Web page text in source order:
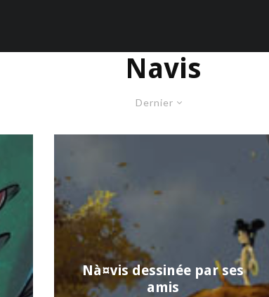
Navis
Dernier
Nà¤vis dessinée par ses
amis